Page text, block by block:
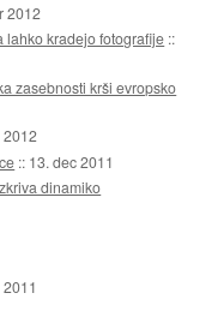
2012
lahko kradejo fotografije ::
zasebnosti krši evropsko
2012
:: 13. dec 2011
dinamiko